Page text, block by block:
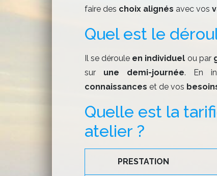
faire des choix alignés avec vos
Quel est le
Il se déroule en individuel ou par
sur une demi-journée. En
connaissances et de vos
Quelle est la
atelier ?
PRESTATION